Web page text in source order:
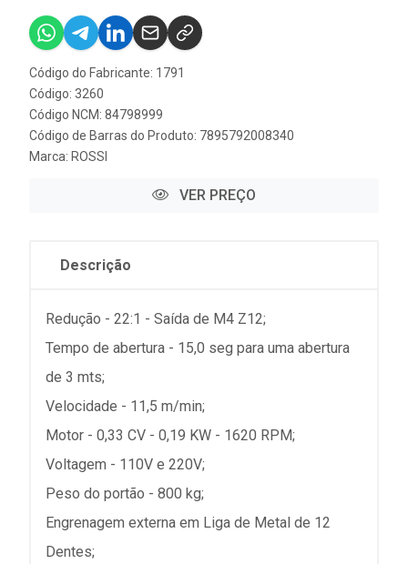
Código do Fabricante: 1791
Código: 3260
Código NCM: 84798999
Código de Barras do Produto: 7895792008340
Marca: ROSSI
VER PREÇO
Descrição
Redução - 22:1 - Saída de M4 Z12;
Tempo de abertura - 15,0 seg para uma abertura
de 3 mts;
Velocidade - 11,5 m/min;
Motor - 0,33 CV - 0,19 KW - 1620 RPM;
Voltagem - 110V e 220V;
Peso do portão - 800 kg;
Engrenagem externa em Liga de Metal de 12
Dentes;